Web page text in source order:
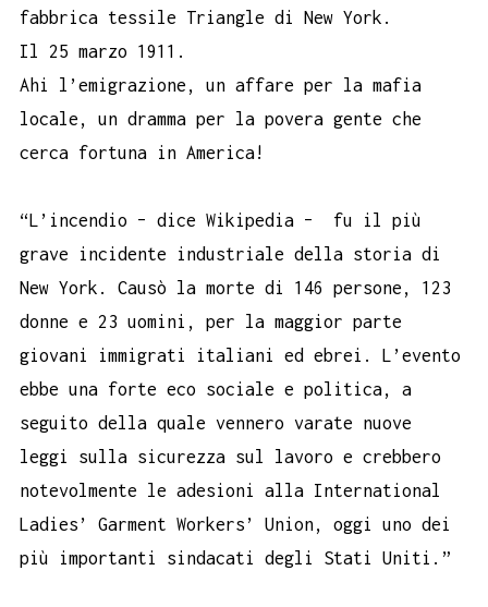
fabbrica tessile Triangle di New York.
Il 25 marzo 1911.
Ahi l’emigrazione, un affare per la mafia
locale, un dramma per la povera gente che
cerca fortuna in America!
“L’incendio – dice Wikipedia – fu il più
grave incidente industriale della storia di
New York. Causò la morte di 146 persone, 123
donne e 23 uomini, per la maggior parte
giovani immigrati italiani ed ebrei.
L’evento
ebbe una forte eco sociale e politica, a
seguito della quale vennero varate nuove
leggi sulla sicurezza sul lavoro e crebbero
notevolmente le adesioni alla International
Ladies’ Garment Workers’ Union, oggi uno dei
più importanti sindacati degli Stati Uniti.”